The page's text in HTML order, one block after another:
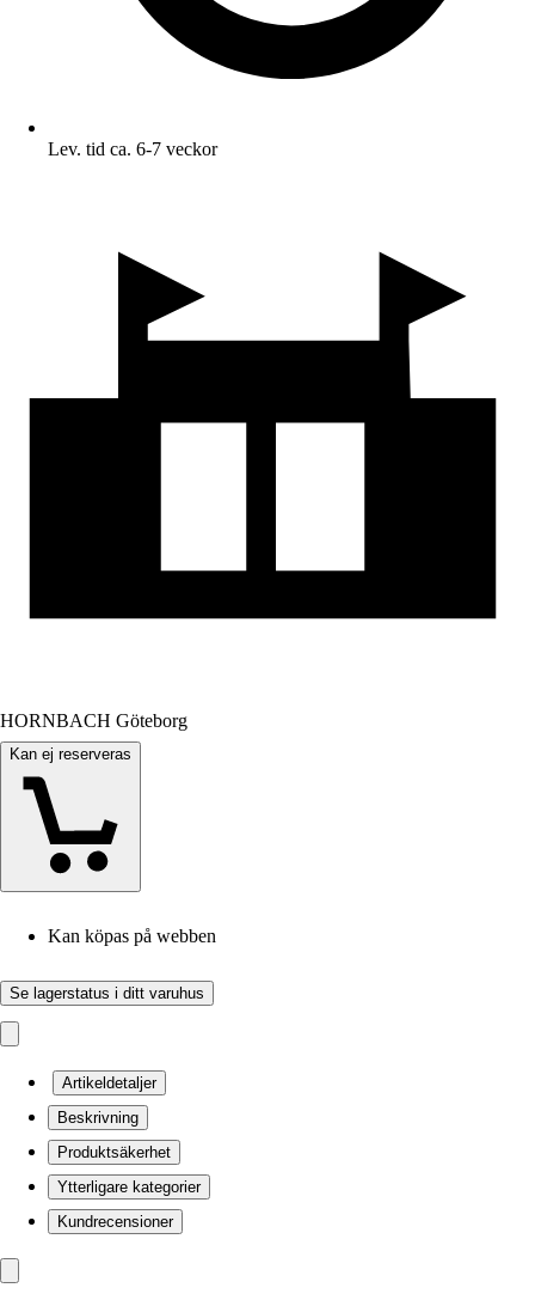
Lev. tid ca. 6-7 veckor
HORNBACH Göteborg
Kan ej reserveras
Kan köpas på webben
Se lagerstatus i ditt varuhus
Artikeldetaljer
Beskrivning
Produktsäkerhet
Ytterligare kategorier
Kundrecensioner